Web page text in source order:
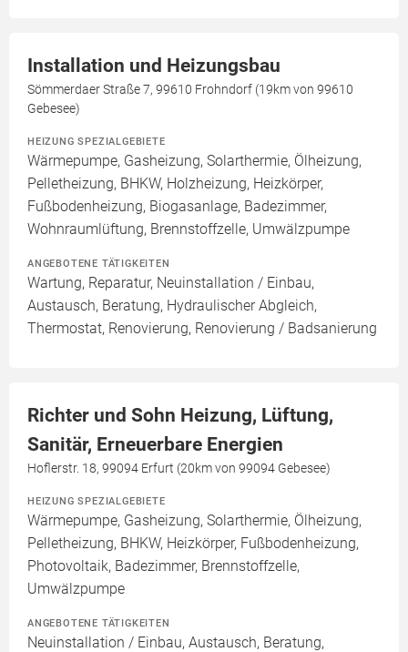
Installation und Heizungsbau
Sömmerdaer Straße 7, 99610 Frohndorf (19km von 99610
Gebesee)
HEIZUNG SPEZIALGEBIETE
Wärmepumpe, Gasheizung, Solarthermie, Ölheizung,
Pelletheizung, BHKW, Holzheizung, Heizkörper,
Fußbodenheizung, Biogasanlage, Badezimmer,
Wohnraumlüftung, Brennstoffzelle, Umwälzpumpe
ANGEBOTENE TÄTIGKEITEN
Wartung, Reparatur, Neuinstallation / Einbau,
Austausch, Beratung, Hydraulischer Abgleich,
Thermostat, Renovierung, Renovierung / Badsanierung
Richter und Sohn Heizung, Lüftung,
Sanitär, Erneuerbare Energien
Hoflerstr. 18, 99094 Erfurt (20km von 99094 Gebesee)
HEIZUNG SPEZIALGEBIETE
Wärmepumpe, Gasheizung, Solarthermie, Ölheizung,
Pelletheizung, BHKW, Heizkörper, Fußbodenheizung,
Photovoltaik, Badezimmer, Brennstoffzelle,
Umwälzpumpe
ANGEBOTENE TÄTIGKEITEN
Neuinstallation / Einbau, Austausch, Beratung,